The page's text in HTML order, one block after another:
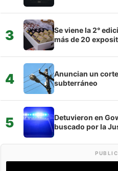
3
Se viene la 2°
más de 20
4
Anuncian un
subterráneo
5
Detuvieron en
buscado por la